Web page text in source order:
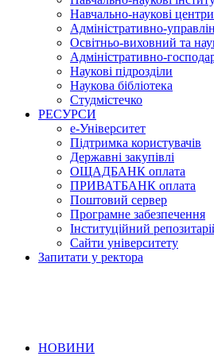
Навчально-наукові центри
Адміністративно-
Освітньо-виховний та
Адміністративно-
Наукові підрозділи
Наукова бібліотека
Студмістечко
РЕСУРСИ
е-Університет
Підтримка користувачів
Державні закупівлі
ОЩАДБАНК оплата
ПРИВАТБАНК оплата
Поштовий сервер
Програмне забезпечення
Інституційний
Сайти університету
Запитати у ректора
НОВИНИ